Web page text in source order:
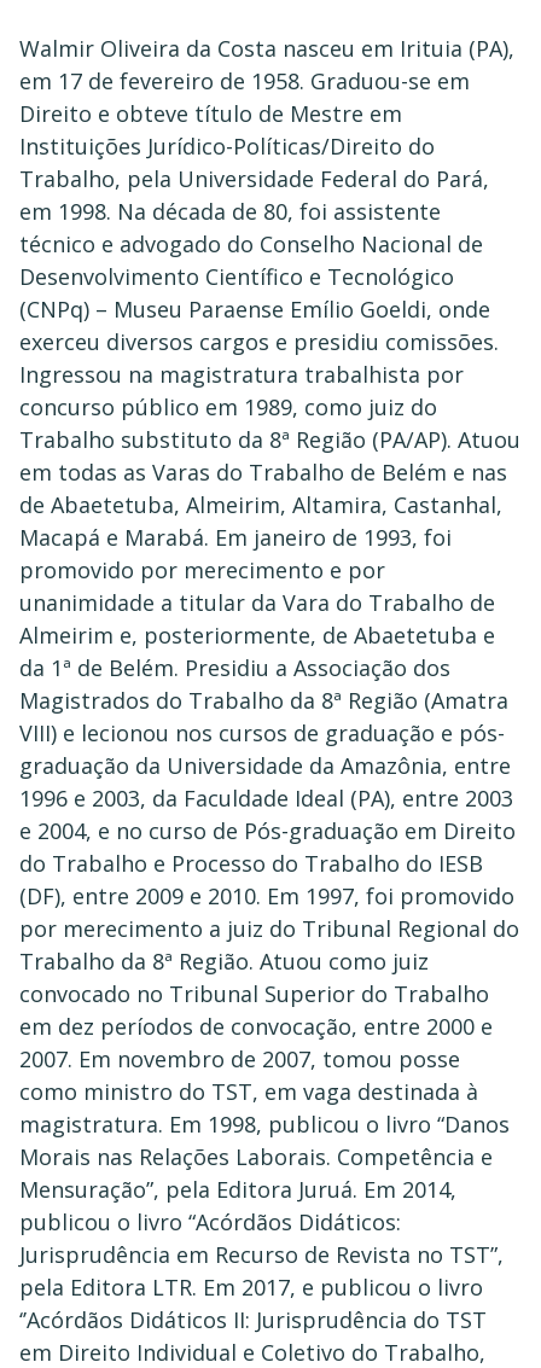
Walmir Oliveira da Costa nasceu em Irituia (PA),
em 17 de fevereiro de 1958. Graduou-se em
Direito e obteve título de Mestre em
Instituições Jurídico-Políticas/Direito do
Trabalho, pela Universidade Federal do Pará,
em 1998. Na década de 80, foi assistente
técnico e advogado do Conselho Nacional de
Desenvolvimento Científico e Tecnológico
(CNPq) – Museu Paraense Emílio Goeldi, onde
exerceu diversos cargos e presidiu comissões.
Ingressou na magistratura trabalhista por
concurso público em 1989, como juiz do
Trabalho substituto da 8ª Região (PA/AP). Atuou
em todas as Varas do Trabalho de Belém e nas
de Abaetetuba, Almeirim, Altamira, Castanhal,
Macapá e Marabá. Em janeiro de 1993, foi
promovido por merecimento e por
unanimidade a titular da Vara do Trabalho de
Almeirim e, posteriormente, de Abaetetuba e
da 1ª de Belém. Presidiu a Associação dos
Magistrados do Trabalho da 8ª Região (Amatra
VIII) e lecionou nos cursos de graduação e pós-
graduação da Universidade da Amazônia, entre
1996 e 2003, da Faculdade Ideal (PA), entre 2003
e 2004, e no curso de Pós-graduação em Direito
do Trabalho e Processo do Trabalho do IESB
(DF), entre 2009 e 2010. Em 1997, foi promovido
por merecimento a juiz do Tribunal Regional do
Trabalho da 8ª Região. Atuou como juiz
convocado no Tribunal Superior do Trabalho
em dez períodos de convocação, entre 2000 e
2007. Em novembro de 2007, tomou posse
como ministro do TST, em vaga destinada à
magistratura. Em 1998, publicou o livro “Danos
Morais nas Relações Laborais. Competência e
Mensuração”, pela Editora Juruá. Em 2014,
publicou o livro “Acórdãos Didáticos:
Jurisprudência em Recurso de Revista no TST”,
pela Editora LTR. Em 2017, e publicou o livro
‘’Acórdãos Didáticos II: Jurisprudência do TST
em Direito Individual e Coletivo do Trabalho,